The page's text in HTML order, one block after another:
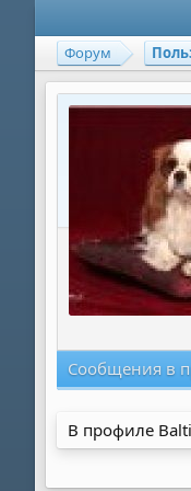
Форум
Сообщения в
В профиле